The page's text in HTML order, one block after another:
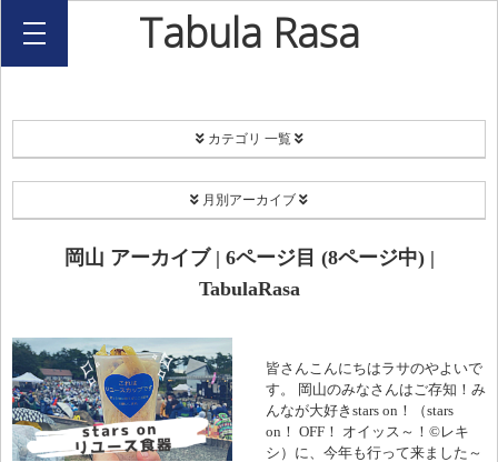
Tabula Rasa
カテゴリ 一覧
PROJECT
EC[H]O-SMA
Happy Share Candle
ボランティア
月別アーカイブ
2026年2月
2025年12月
2025年11月
岡山 アーカイブ | 6ページ目 (8ページ中) |
TabulaRasa
皆さんこんにちはラサのやよいで
す。 岡山のみなさんはご存知！み
んなが大好きstars on！（stars
on！ OFF！ オイッス～！©レキ
シ）に、今年も行って来ました～